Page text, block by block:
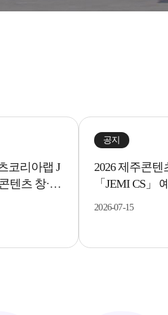
코리아랩 J
텐츠 창·제
공지
2026 제주콘
「JEMI CS」
2026-07-15